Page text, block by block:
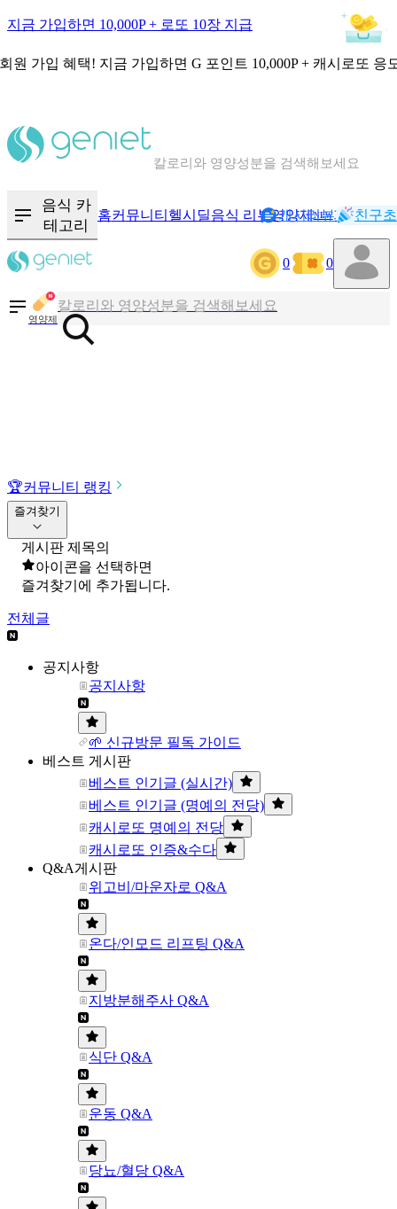
지금 가입하면 10,000P + 로또 10장 지급
원 가입 혜택! 지금 가입하면 G 포인트 10,000P + 캐시로또 응
혈당 · 다이어트 음식 검색해보세요
음식 카
테고리
홈커뮤니티 헬시딜음식 리뷰영양제NEW기록
캐시리뷰 친구
0 0
영양제
칼로리와 영양성분을 검색해보세요
혈당 · 다이어트 음식 검색해보세요
음식 · 영양제 리뷰를 찾아보세요
🏆커뮤니티 랭킹
즐겨찾기
게시판 제목의
아이콘을 선택하면
즐겨찾기에 추가됩니다.
전체글
공지사항
공지사항
🌱 신규방문 필독 가이드
베스트 게시판
베스트 인기글 (실시간)
베스트 인기글 (명예의 전당)
캐시로또 명예의 전당
캐시로또 인증&수다
Q&A게시판
위고비/마운자로 Q&A
온다/인모드 리프팅 Q&A
지방분해주사 Q&A
식단 Q&A
운동 Q&A
당뇨/혈당 Q&A